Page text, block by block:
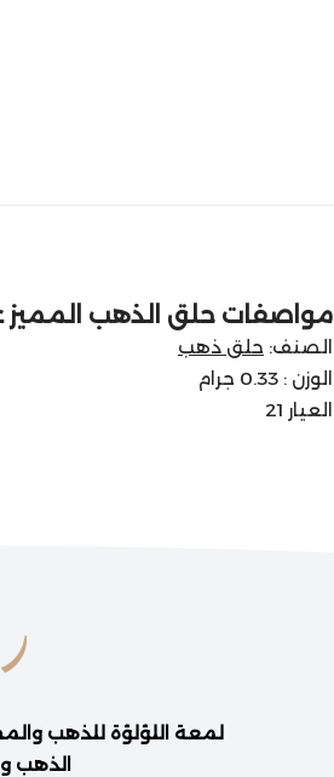
مواصفات حلق الذهب المميز
الصنف: حلق ذهب
الوزن : 0.33 جرام
العيار 21
لمعة اللؤلؤة للذهب
الذهب